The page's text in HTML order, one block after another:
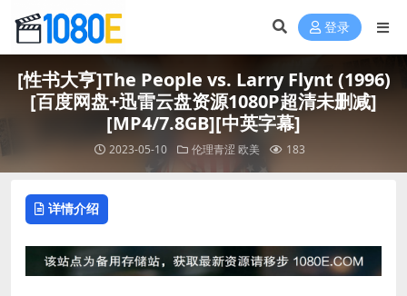
登录
[性书大亨]The People vs. Larry Flynt (1996)
[百度网盘+迅雷云盘资源1080P超清未删减]
[MP4/7.8GB][中英字幕]
2023-05-10 伦理青涩 欧美 183
详情介绍